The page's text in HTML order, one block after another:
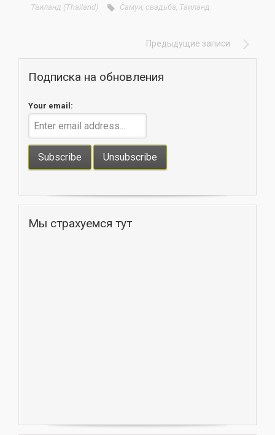
Таиланд (Thailand) Самуи, свадьба, Таиланд
Предыдущие записи
Подписка на обновления
Your email:
Мы страхуемся тут